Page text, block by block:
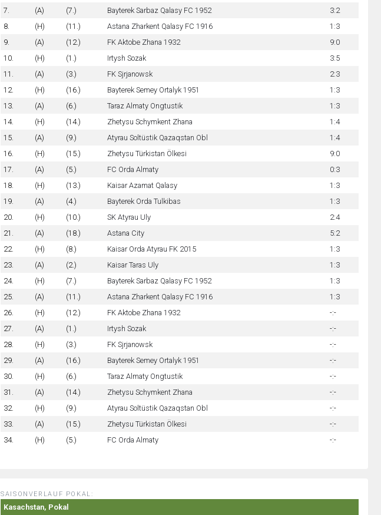
7.
(A) (7.) Bayterek Sarbaz Qalasy FC 1952
3:2
8.
(H) (11.) Astana Zharkent Qalasy FC 1916
1:3
9.
(A) (12.) FK Aktobe Zhana 1932
9:0
10.
(H) (1.) Irtysh Sozak
3:5
11.
(A) (3.) FK Sjrjanowsk
2:3
12.
(H) (16.) Bayterek Semey Ortalyk 1951
1:3
13.
(A) (6.) Taraz Almaty Ongtustik
1:3
14.
(H) (14.) Zhetysu Schymkent Zhana
1:4
15.
(A) (9.) Atyrau Soltüstik Qazaqstan Obl
1:4
16.
(H) (15.) Zhetysu Türkistan Ölkesi
9:0
17.
(A) (5.) FC Orda Almaty
0:3
18.
(H) (13.) Kaisar Azamat Qalasy
1:3
19.
(A) (4.) Bayterek Orda Tulkibas
1:3
20.
(H) (10.) SK Atyrau Uly
2:4
21.
(A) (18.) Astana City
5:2
22.
(H) (8.) Kaisar Orda Atyrau FK 2015
1:3
23.
(A) (2.) Kaisar Taras Uly
1:3
24.
(H) (7.) Bayterek Sarbaz Qalasy FC 1952
1:3
25.
(A) (11.) Astana Zharkent Qalasy FC 1916
1:3
26.
(H) (12.) FK Aktobe Zhana 1932
-:-
27.
(A) (1.) Irtysh Sozak
-:-
28.
(H) (3.) FK Sjrjanowsk
-:-
29.
(A) (16.) Bayterek Semey Ortalyk 1951
-:-
30.
(H) (6.) Taraz Almaty Ongtustik
-:-
31.
(A) (14.) Zhetysu Schymkent Zhana
-:-
32.
(H) (9.) Atyrau Soltüstik Qazaqstan Obl
-:-
33.
(A) (15.) Zhetysu Türkistan Ölkesi
-:-
34.
(H) (5.) FC Orda Almaty -:-
SAISONVERLAUF POKAL:
Kasachstan, Pokal